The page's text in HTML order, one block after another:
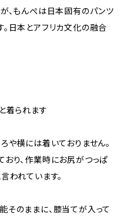
、もんぺは日本固有のパンツ
日本とアフリカ文化の融合
着られます
や横には着いておりません。
り、作業時にお尻がつっぱ
われています。
そのままに、膝当てが入って